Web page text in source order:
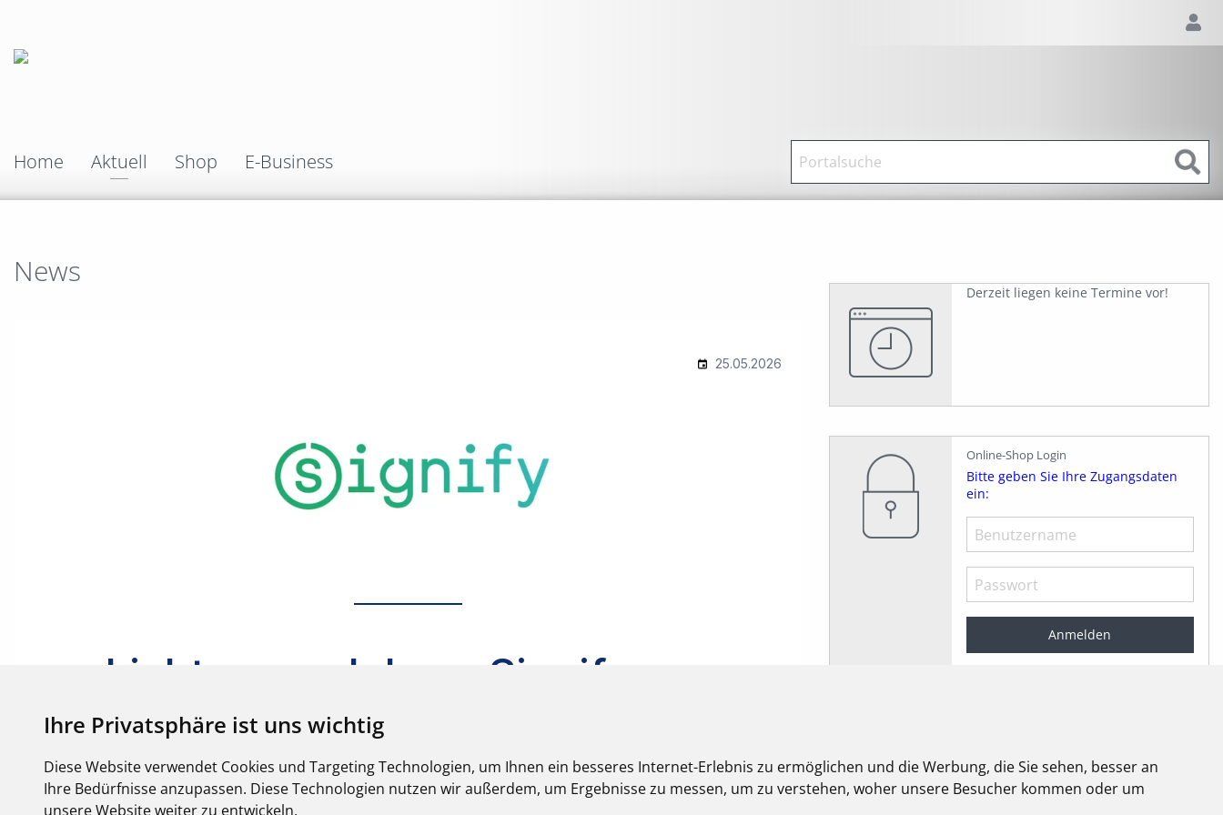
Ihre Privatsphäre ist uns wichtig
Diese Website verwendet Cookies und Targeting Technologien, um Ihnen ein besseres Internet-Erlebnis zu ermöglichen und die Werbung, die Sie sehen, besser an
Ihre Bedürfnisse anzupassen. Diese Technologien nutzen wir außerdem, um Ergebnisse zu messen, um zu verstehen, woher unsere Besucher kommen oder um
unsere Website weiter zu entwickeln.
Home Aktuell Shop E-Business
News
Derzeit liegen keine Termine vor!
Online-Shop Login
Bitte geben Sie Ihre Zugangsdaten
ein:
elektroforum